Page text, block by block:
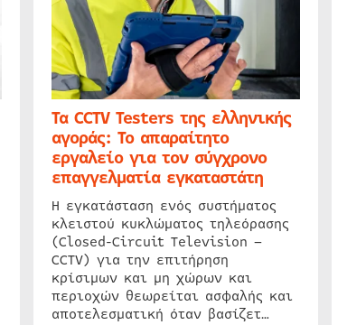
Τα CCTV Testers της ελληνικής
αγοράς: Το απαραίτητο
εργαλείο για τον σύγχρονο
επαγγελματία εγκαταστάτη
Η εγκατάσταση ενός συστήματος
κλειστού κυκλώματος τηλεόρασης
(Closed-Circuit Television –
CCTV) για την επιτήρηση
κρίσιμων και μη χώρων και
περιοχών θεωρείται ασφαλής και
αποτελεσματική όταν βασίζετ…